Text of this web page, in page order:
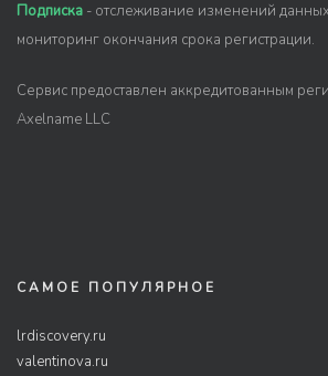
Подписка - отслеживание изменений
мониторинг окончания срока регистрации.
Сервис предоставлен аккредитованным
Axelname LLC
САМОЕ ПОПУЛЯРНОЕ
lrdiscovery.ru
valentinova.ru